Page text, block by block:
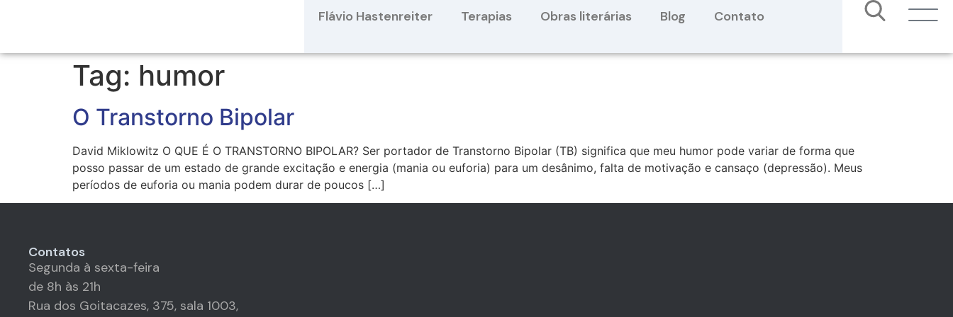
Flávio Hastenreiter Terapias Obras literárias Blog Contato
Tag: humor
O Transtorno Bipolar
David Miklowitz O QUE É O TRANSTORNO BIPOLAR? Ser portador de Transtorno Bipolar (TB) significa que meu humor pode variar de forma que
posso passar de um estado de grande excitação e energia (mania ou euforia) para um desânimo, falta de motivação e cansaço (depressão). Meus
períodos de euforia ou mania podem durar de poucos […]
Contatos
Segunda à sexta-feira
de 8h às 21h
Rua dos Goitacazes, 375, sala 1003,